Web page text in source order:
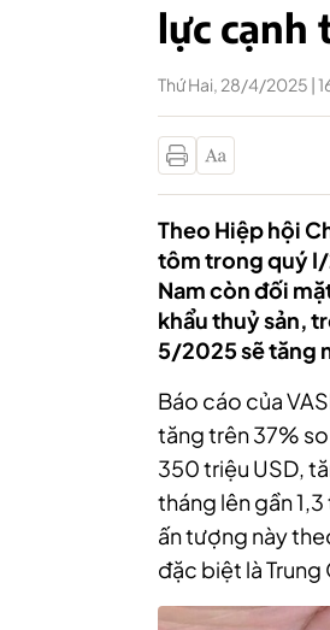
lực cạnh
Thứ Hai, 28/4/2025 |
Theo Hiệp hội
tôm trong quý
Nam còn đối
khẩu thuỷ sản,
5/2025 sẽ tăng
Báo cáo của
tăng trên 37%
350 triệu USD,
tháng lên gần
ấn tượng này
đặc biệt là Trung